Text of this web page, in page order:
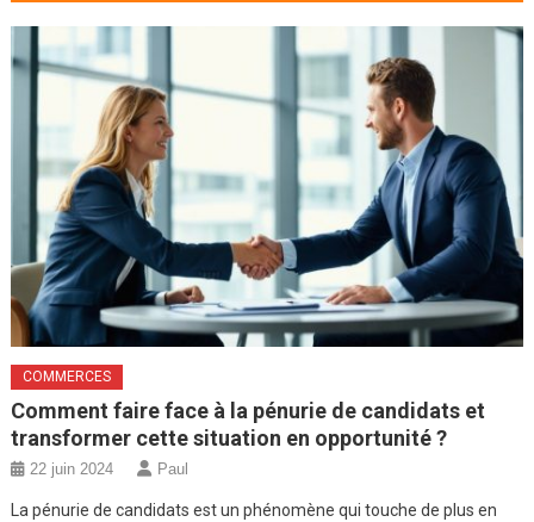
COMMERCES
Comment faire face à la pénurie de candidats et
transformer cette situation en opportunité ?
22 juin 2024 Paul
La pénurie de candidats est un phénomène qui touche de plus en